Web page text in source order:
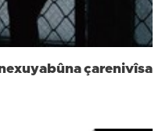
çarenivîsa